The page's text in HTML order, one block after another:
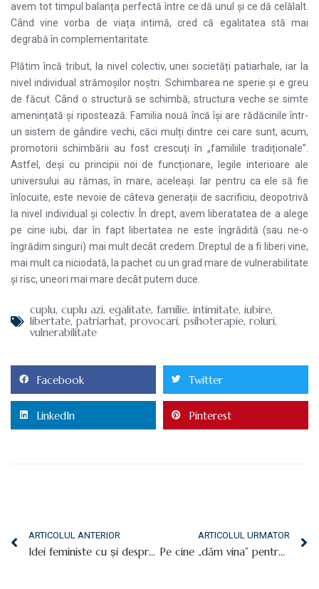
avem tot timpul balanța perfectă între ce dă unul și ce dă celălalt.
Când vine vorba de viața intimă, cred că egalitatea stă mai
degrabă în complementaritate.
Plătim încă tribut, la nivel colectiv, unei societăți patiarhale, iar la
nivel individual strămoșilor noștri. Schimbarea ne sperie și e greu
de făcut. Când o structură se schimbă, structura veche se simte
amenințată și ripostează. Familia nouă încă își are rădăcinile într-
un sistem de gândire vechi, căci mulți dintre cei care sunt, acum,
promotorii schimbării au fost crescuți în „familiile tradiționale”.
Astfel, deși cu principii noi de funcționare, legile interioare ale
universului au rămas, în mare, aceleași. Iar pentru ca ele să fie
înlocuite, este nevoie de câteva generații de sacrificiu, deopotrivă
la nivel individual și colectiv. În drept, avem liberatatea de a alege
pe cine iubi, dar în fapt libertatea ne este îngrădită (sau ne-o
îngrădim singuri) mai mult decât credem. Dreptul de a fi liberi vine,
mai mult ca niciodată, la pachet cu un grad mare de vulnerabilitate
și risc, uneori mai mare decât putem duce.
cuplu, cuplu azi, egalitate, familie, intimitate, iubire,
libertate,patriarhat, provocari, psihoterapie, roluri,
vulnerabilitate
Facebook Twitter
LinkedIn Pinterest
ARTICOLUL ANTERIOR
Idei feministe cu și despre femei
ARTICOLUL URMATOR
Pe cine „dăm vina” pentru ce devenim? Pe gene, pe părinți sau pe mediu și educație?